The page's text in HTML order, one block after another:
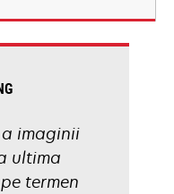
imaginii
ultima
termen